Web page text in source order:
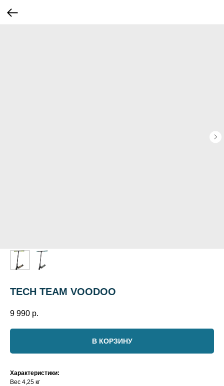
TECH TEAM VOODOO
9 990 р.
В КОРЗИНУ
Характеристики:
Вес 4,25 кг